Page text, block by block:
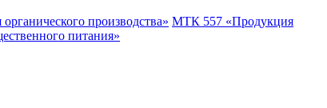
производства» МТК 557 «Продукция
питания»